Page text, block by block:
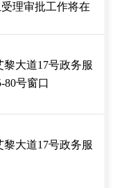
理审批工作将在
大道17号政务服
80号窗口
大道17号政务服